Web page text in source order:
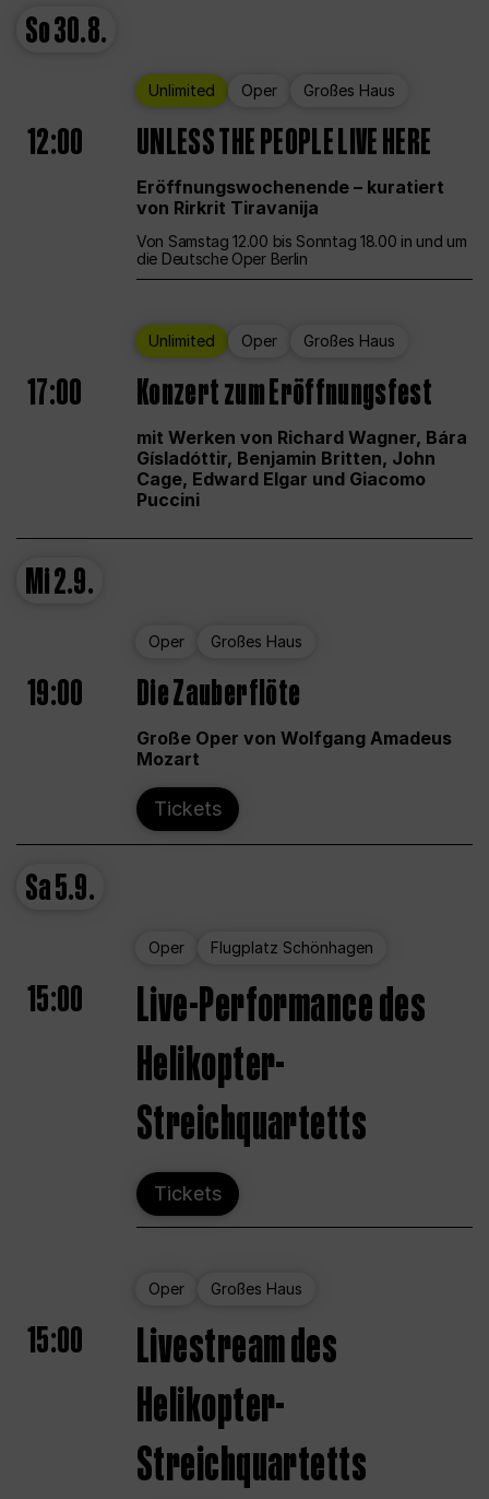
So30.8.
Unlimited Oper Großes Haus
12:00 UNLESS THE PEOPLE LIVE HERE
Eröffnungswochenende – kuratiert
von Rirkrit Tiravanija
Von Samstag 12.00 bis Sonntag 18.00 in und um
die Deutsche Oper Berlin
Unlimited Oper Großes Haus
17:00 Konzert zum Eröffnungsfest
mit Werken von Richard Wagner, Bára
Gísladóttir, Benjamin Britten, John
Cage, Edward Elgar und Giacomo
Puccini
Mi2.9.
Oper Großes Haus
19:00 Die Zauberflöte
Große Oper von Wolfgang Amadeus
Mozart
Tickets
Sa5.9.
Oper Flugplatz Schönhagen
15:00
Live-Performance des
Helikopter-
Streichquartetts
Tickets
Oper Großes Haus
15:00
Livestream des
Helikopter-
Streichquartetts